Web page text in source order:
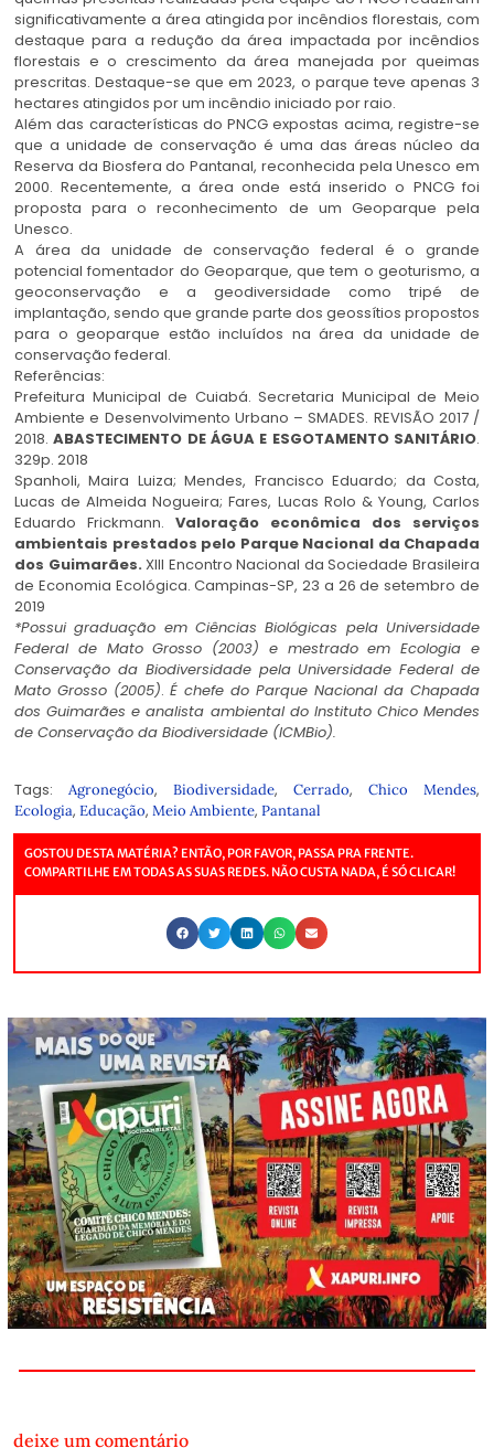
significativamente a área atingida por incêndios florestais, com
destaque para a redução da área impactada por incêndios
florestais e o crescimento da área manejada por queimas
prescritas. Destaque-se que em 2023, o parque teve apenas 3
hectares atingidos por um incêndio iniciado por raio.
Além das características do PNCG expostas acima, registre-se
que a unidade de conservação é uma das áreas núcleo da
Reserva da Biosfera do Pantanal, reconhecida pela Unesco em
2000. Recentemente, a área onde está inserido o PNCG foi
proposta para o reconhecimento de um Geoparque pela
Unesco.
A área da unidade de conservação federal é o grande
potencial fomentador do Geoparque, que tem o geoturismo, a
geoconservação e a geodiversidade como tripé de
implantação, sendo que grande parte dos geossítios propostos
para o geoparque estão incluídos na área da unidade de
conservação federal.
Referências:
Prefeitura Municipal de Cuiabá. Secretaria Municipal de Meio
Ambiente e Desenvolvimento Urbano – SMADES. REVISÃO 2017 /
2018.ABASTECIMENTO DE ÁGUA E ESGOTAMENTO SANITÁRIO.
329p. 2018
Spanholi, Maira Luiza; Mendes, Francisco Eduardo; da Costa,
Lucas de Almeida Nogueira; Fares, Lucas Rolo & Young, Carlos
Eduardo Frickmann. Valoração econômica dos serviços
ambientais prestados pelo Parque Nacional da Chapada
dos Guimarães.XIII Encontro Nacional da Sociedade Brasileira
de Economia Ecológica. Campinas-SP, 23 a 26 de setembro de
2019
*Possui graduação em Ciências Biológicas pela Universidade
Federal de Mato Grosso (2003) e mestrado em Ecologia e
Conservação da Biodiversidade pela Universidade Federal de
Mato Grosso (2005). É chefe do Parque Nacional da Chapada
dos Guimarães e analista ambiental do Instituto Chico Mendes
de Conservação da Biodiversidade (ICMBio).
Tags: Agronegócio, Biodiversidade, Cerrado, Chico Mendes,
Ecologia, Educação, Meio Ambiente, Pantanal
GOSTOU DESTA MATÉRIA? ENTÃO, POR FAVOR, PASSA PRA FRENTE.
COMPARTILHE EM TODAS AS SUAS REDES. NÃO CUSTA NADA, É SÓ CLICAR!
deixe um comentário